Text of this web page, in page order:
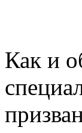
Как и